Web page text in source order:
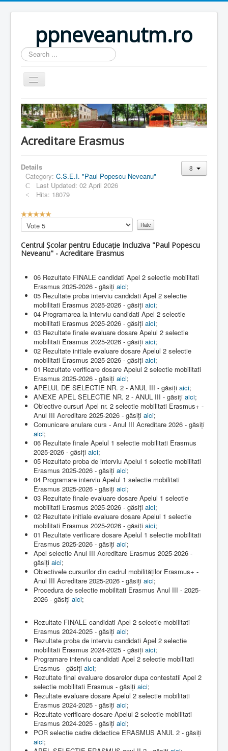
ppneveanutm.ro
Search
...
Home
Resurse
Publicatii
Galerie foto
Activitati
Anunturi
Contact
Resurse-educationale
Acreditare Erasmus
Details
Category: C.S.E.I. "Paul Popescu Neveanu"
Last Updated: 02 April 2026
Hits: 18079
U
s
e
r
R
a
Please
Rate
Centrul Școlar pentru Educație Incluziva "Paul Popescu
Neveanu" - Acreditare Erasmus
06 Rezultate FINALE candidati Apel 2 selectie mobilitati
Erasmus 2025-2026 - găsiți aici;
05 Rezultate proba interviu candidati Apel 2 selectie
mobilitati Erasmus 2025-2026 - găsiți aici;
04 Programarea la interviu candidati Apel 2 selectie
mobilitati Erasmus 2025-2026 - găsiți aici;
03 Rezultate finale evaluare dosare Apelul 2 selectie
mobilitati Erasmus 2025-2026 - găsiți aici;
02 Rezultate initiale evaluare dosare Apelul 2 selectie
mobilitati Erasmus 2025-2026 - găsiți aici;
01 Rezultate verificare dosare Apelul 2 selectie mobilitati
Erasmus 2025-2026 - găsiți aici;
APELUL DE SELECTIE NR. 2 - ANUL III - găsiți aici;
ANEXE APEL SELECTIE NR. 2 - ANUL III - găsiți aici;
Obiective cursuri Apel nr. 2 selectie mobilitati Erasmus+ -
Anul III Acreditare 2025-2026 - găsiți aici;
Comunicare anulare curs - Anul III Acreditare 2026 - găsiți
aici;
06 Rezultate finale Apelul 1 selectie mobilitati Erasmus
2025-2026 - găsiți aici;
05 Rezultate proba de interviu Apelul 1 selectie mobilitati
Erasmus 2025-2026 - găsiți aici;
04 Programare interviu Apelul 1 selectie mobilitati
Erasmus 2025-2026 - găsiți aici;
03 Rezultate finale evaluare dosare Apelul 1 selectie
mobilitati Erasmus 2025-2026 - găsiți aici;
02 Rezultate initiale evaluare dosare Apelul 1 selectie
mobilitati Erasmus 2025-2026 - găsiți aici;
01 Rezultate verificare dosare Apelul 1 selectie mobilitati
Erasmus 2025-2026 - găsiți aici;
Apel selectie Anul III Acreditare Erasmus 2025-2026 -
găsiți aici;
Obiectivele cursurilor din cadrul mobilităților Erasmus+ -
Anul III Acreditare 2025-2026 - găsiți aici;
Procedura de selectie mobilitati Erasmus Anul III - 2025-
2026 - găsiți aici;
Rezultate FINALE candidati Apel 2 selectie mobilitati
Erasmus 2024-2025 - găsiți aici;
Rezultate proba de interviu candidati Apel 2 selectie
mobilitati Erasmus 2024-2025 - găsiți aici;
Programare interviu candidati Apel 2 selectie mobilitati
Erasmus - găsiți aici;
Rezultate final evaluare dosarelor dupa contestatii Apel 2
selectie mobilitati Erasmus - găsiți aici;
Rezultate evaluare dosare Apelul 2 selectie mobilitati
Erasmus 2024-2025 - găsiți aici;
Rezultate verificare dosare Apelul 2 selectie mobilitati
Erasmus 2024-2025 - găsiți aici;
POR selectie cadre didactice ERASMUS ANUL 2 - găsiți
aici;